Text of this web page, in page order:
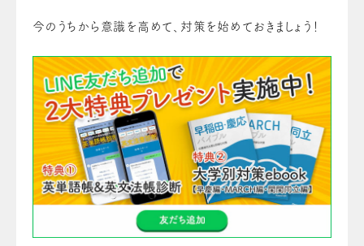
今のうちから意識を高めて、対策を始めておきましょう！